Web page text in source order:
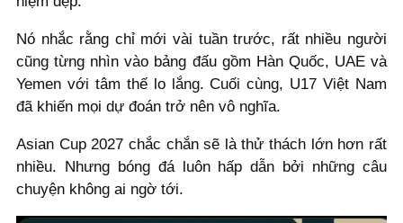
Nó nhắc rằng chỉ mới vài tuần trước, rất nhiều người
cũng từng nhìn vào bảng đấu gồm Hàn Quốc, UAE và
Yemen với tâm thế lo lắng. Cuối cùng, U17 Việt Nam
đã khiến mọi dự đoán trở nên vô nghĩa.
Asian Cup 2027 chắc chắn sẽ là thử thách lớn hơn rất
nhiều. Nhưng bóng đá luôn hấp dẫn bởi những câu
chuyện không ai ngờ tới.